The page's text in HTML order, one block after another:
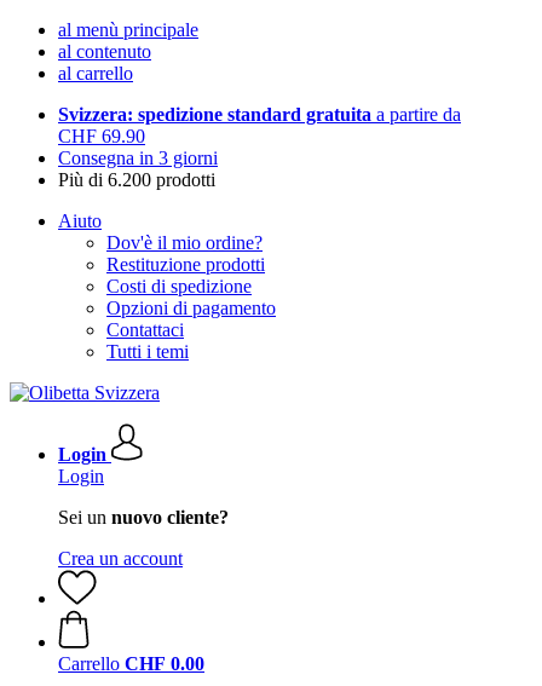
al menù principale
al contenuto
al carrello
Svizzera: spedizione standard gratuita a partire da
CHF 69.90
Consegna in 3 giorni
Più di 6.200 prodotti
Aiuto
Dov'è il mio ordine?
Restituzione prodotti
Costi di spedizione
Opzioni di pagamento
Contattaci
Tutti i temi
Login
Login
Sei un nuovo cliente?
Crea un account
Carrello CHF 0.00